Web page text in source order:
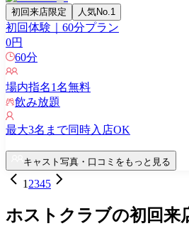
初回来店限定 人気No.1
初回体験｜60分プラン
0円
60分
場内指名1名無料
飲み放題
最大3名まで同時入店OK
キャスト写真・口コミをもっと見る
1 2345
ホストクラブの初回来